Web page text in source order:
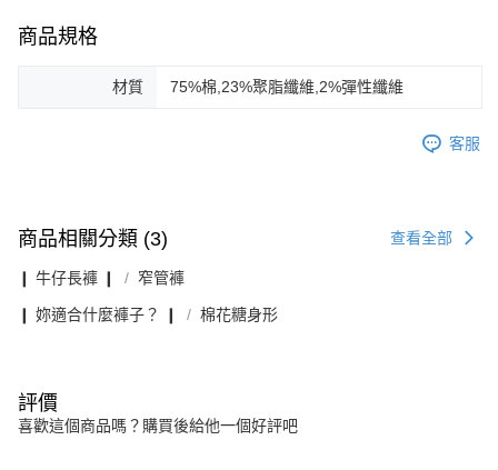
商品規格
材質 75%棉,23%聚脂纖維,2%彈性纖維
客服
商品相關分類 (3) 查看全部
❙ 牛仔長褲 ❙ 窄管褲
❙ 妳適合什麼褲子？ ❙ 棉花糖身形
評價
喜歡這個商品嗎？購買後給他一個好評吧